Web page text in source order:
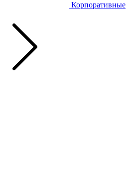
Корпоративные